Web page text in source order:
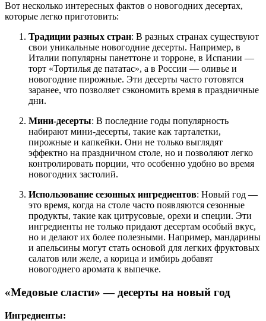
Вот несколько интересных фактов о новогодних десертах,
которые легко приготовить:
Традиции разных стран: В разных странах существуют
свои уникальные новогодние десерты. Например, в
Италии популярны панеттоне и торроне, в Испании —
торт «Тортилья де пататас», а в России — оливье и
новогодние пирожные. Эти десерты часто готовятся
заранее, что позволяет сэкономить время в праздничные
дни.
Мини-десерты: В последние годы популярность
набирают мини-десерты, такие как тарталетки,
пирожные и капкейки. Они не только выглядят
эффектно на праздничном столе, но и позволяют легко
контролировать порции, что особенно удобно во время
новогодних застолий.
Использование сезонных ингредиентов: Новый год —
это время, когда на столе часто появляются сезонные
продукты, такие как цитрусовые, орехи и специи. Эти
ингредиенты не только придают десертам особый вкус,
но и делают их более полезными. Например, мандарины
и апельсины могут стать основой для легких фруктовых
салатов или желе, а корица и имбирь добавят
новогоднего аромата к выпечке.
«Медовые сласти» — десерты на новый год
Ингредиенты: